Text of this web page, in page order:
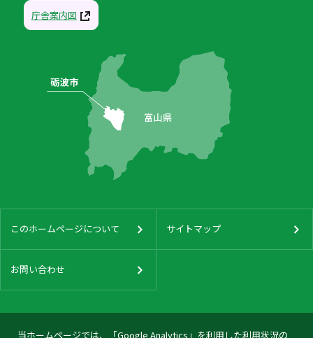
当ホームページでは、「Google Analytics」を利用した利用状況の
庁舎案内図
このホームページについて サイトマップ
お問い合わせ